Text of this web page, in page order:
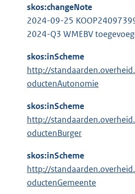
skos:changeNote
2024-09-25
2024-Q3 WMEBV
skos:inScheme
http://
oductenAutonomie
skos:inScheme
http://
oductenBurger
skos:inScheme
http://
oductenGemeente